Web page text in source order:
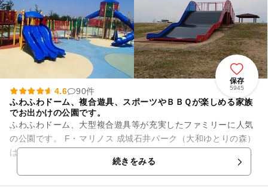
保存
5945
4.6
90件
ふわふわドーム、複合遊具、スポーツやＢＢＱが楽しめる家族
でお出かけの公園です。
ふわふわドーム、大型複合遊具等が充実したファミリーに人気
の公園です。 F・マリノス 成城石井パーク（大和ゆとりの森）
は平成１９年に芝生グラウンドとふわふわドーム等の複合遊具
続きをみる